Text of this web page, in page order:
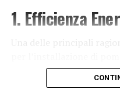
6. Protezione dei beni
apparecchiature
oggetti di valore
1. Efficienza
efficienza energetica. Le
di trasferire il calore da